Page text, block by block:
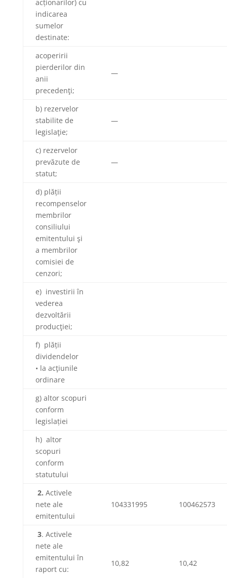
acționarilor) cu
indicarea
sumelor
destinate:
acoperirii
pierderilor din
anii
precedenţi;
—
b) rezervelor
stabilite de
legislaţie;
—
c) rezervelor
prevăzute de
statut;
—
d) plății
recompenselor
membrilor
consiliului
emitentului şi
a membrilor
comisiei de
cenzori;
e) investirii în
vederea
dezvoltării
producţiei;
f) plății
dividendelor
• la acţiunile
ordinare
g) altor scopuri
conform
legislației
h) altor
scopuri
conform
statutului
2. Activele
nete ale
emitentului
104331995 100462573
3. Activele
nete ale
emitentului în
raport cu:
10,82 10,42